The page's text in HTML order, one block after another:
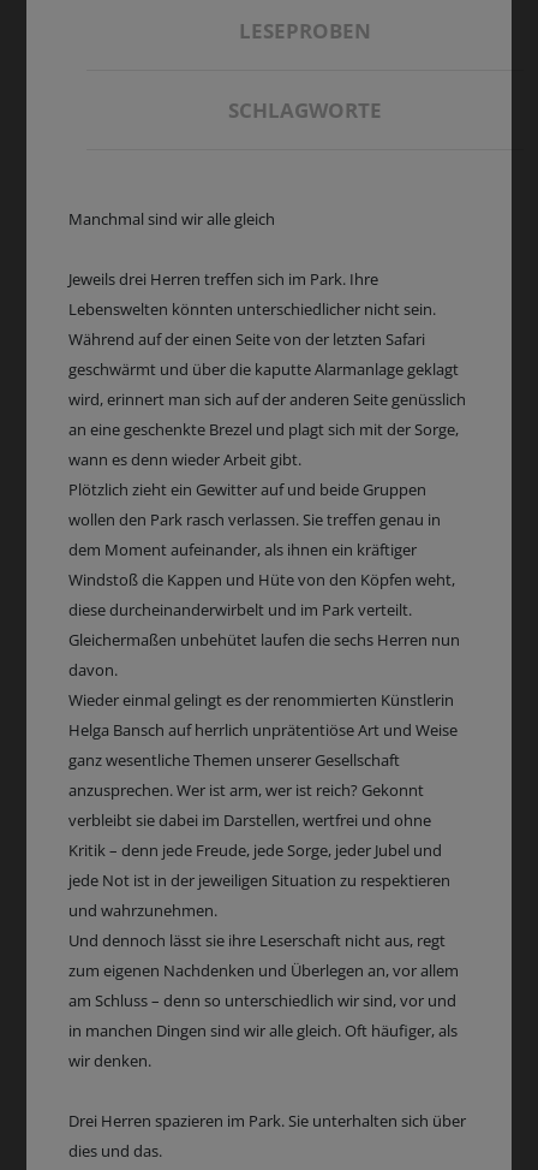
LESEPROBEN
SCHLAGWORTE
Manchmal sind wir alle gleich
Jeweils drei Herren treffen sich im Park. Ihre
Lebenswelten könnten unterschiedlicher nicht sein.
Während auf der einen Seite von der letzten Safari
geschwärmt und über die kaputte Alarmanlage geklagt
wird, erinnert man sich auf der anderen Seite genüsslich
an eine geschenkte Brezel und plagt sich mit der Sorge,
wann es denn wieder Arbeit gibt.
Plötzlich zieht ein Gewitter auf und beide Gruppen
wollen den Park rasch verlassen. Sie treffen genau in
dem Moment aufeinander, als ihnen ein kräftiger
Windstoß die Kappen und Hüte von den Köpfen weht,
diese durcheinanderwirbelt und im Park verteilt.
Gleichermaßen unbehütet laufen die sechs Herren nun
davon.
Wieder einmal gelingt es der renommierten Künstlerin
Helga Bansch auf herrlich unprätentiöse Art und Weise
ganz wesentliche Themen unserer Gesellschaft
anzusprechen. Wer ist arm, wer ist reich? Gekonnt
verbleibt sie dabei im Darstellen, wertfrei und ohne
Kritik – denn jede Freude, jede Sorge, jeder Jubel und
jede Not ist in der jeweiligen Situation zu respektieren
und wahrzunehmen.
Und dennoch lässt sie ihre Leserschaft nicht aus, regt
zum eigenen Nachdenken und Überlegen an, vor allem
am Schluss – denn so unterschiedlich wir sind, vor und
in manchen Dingen sind wir alle gleich. Oft häufiger, als
wir denken.
Drei Herren spazieren im Park. Sie unterhalten sich über
dies und das.